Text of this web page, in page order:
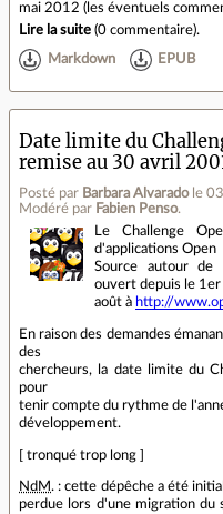
mai 2012 (les éventuels
Lire la suite (0 commentaire).
Markdown EPUB
Date limite du
remise au 30 avril
Posté par Barbara Alvarado le
Modéré par Fabien Penso.
Le Challenge
d'applications Open
Source autour de
ouvert depuis le 1er
août à http://
En raison des demandes
des
chercheurs, la date limite du
pour
tenir compte du rythme de
développement.
[ tronqué trop long ]
NdM . : cette dépêche a été
perdue lors d'une migration